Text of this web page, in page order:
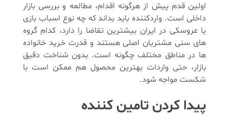
اولین قدم پیش از هرگونه اقدام، مطالعه و بررسی بازار
داخلی است. واردکننده باید بداند که چه نوع اسباب بازی
یا عروسکی در ایران بیشترین تقاضا را دارد، کدام گروه
های سنی مشتریان اصلی هستند و قدرت خرید خانواده
ها در مناطق مختلف چگونه است. بدون شناخت دقیق
بازار، حتی واردات بهترین محصول هم ممکن است با
شکست مواجه شود.
پیدا کردن تامین کننده